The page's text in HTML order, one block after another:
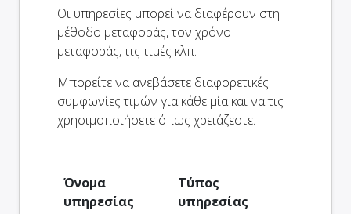
Οι υπηρεσίες μπορεί να διαφέρουν στη
μέθοδο μεταφοράς, τον χρόνο
μεταφοράς, τις τιμές κλπ.
Μπορείτε να ανεβάσετε διαφορετικές
συμφωνίες τιμών για κάθε μία και να τις
χρησιμοποιήσετε όπως χρειάζεστε.
Όνομα
υπηρεσίας
Τύπος
υπηρεσίας